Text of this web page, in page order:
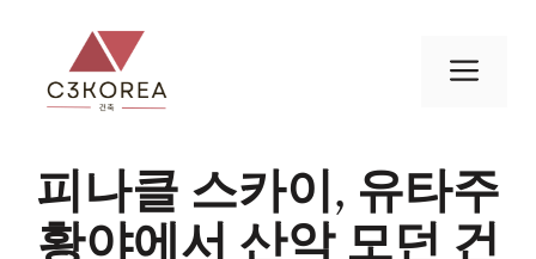
메
피나클 스카이, 유타주
황야에서 산악 모던 건